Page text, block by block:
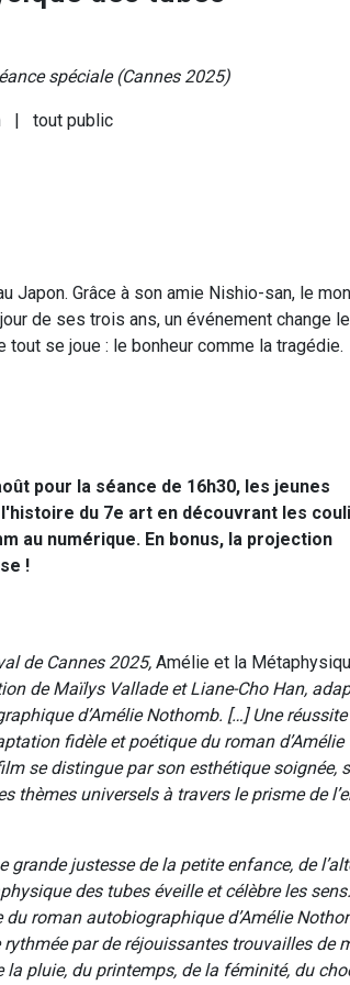
spéciale (Cannes 2025)
| tout public
Grâce à son amie Nishio-san, le
de ses trois ans, un événement change
tout se joue : le bonheur comme la tragédie.
pour la séance de 16h30, les jeunes
du 7e art en découvrant les
au numérique. En bonus, la projection
!
de Cannes 2025, Amélie et la
de Maïlys Vallade et Liane-Cho Han,
d’Amélie Nothomb. […] Une réussite
fidèle et poétique du roman d’Amélie
se distingue par son esthétique soignée,
thèmes universels à travers le prisme de
grande justesse de la petite enfance, de
des tubes éveille et célèbre les
roman autobiographique d’Amélie
par de réjouissantes trouvailles de
la pluie, du printemps, de la féminité, du